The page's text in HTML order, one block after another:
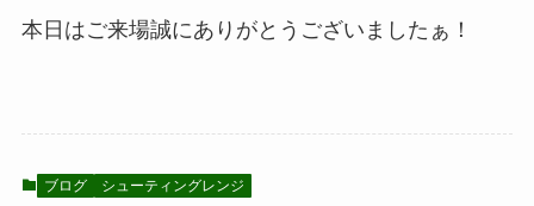
本日はご来場誠にありがとうございましたぁ！
ブログ シューティングレンジ